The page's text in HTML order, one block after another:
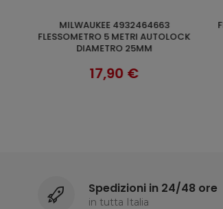
SCOPRI
MILWAUKEE 4932464663
FLESSOMETRO 5 METRI AUTOLOCK
DIAMETRO 25MM
17,90 €
FLESSOMETRO SLIM MILWAUKEE
Spedizioni in 24/48 ore
in tutta Italia